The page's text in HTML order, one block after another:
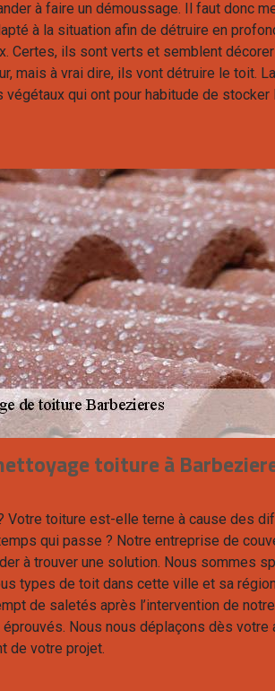
à faire un démoussage. Il faut donc
à la situation afin de détruire en
Certes, ils sont verts et semblent
mais à vrai dire, ils vont détruire le toit.
qui ont pour habitude de stocker
toiture à
Votre toiture est-elle terne à cause des
qui passe ? Notre entreprise de
à trouver une solution. Nous sommes
types de toit dans cette ville et sa
de saletés après l’intervention de
Nous nous déplaçons dès votre
de votre projet.